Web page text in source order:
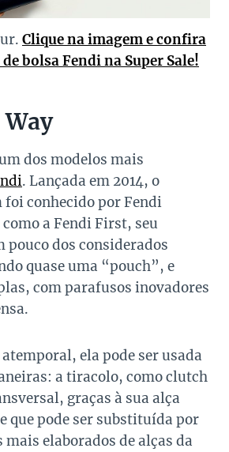
Clique na imagem e confira
bolsa Fendi na Super Sale!
Way
dos modelos mais
. Lançada em 2014, o
foi conhecido por Fendi
a Fendi First, seu
pouco dos considerados
quase uma “pouch”, e
com parafusos inovadores
ela pode ser usada
a tiracolo, como clutch
graças à sua alça
que pode ser substituída por
mais elaborados de alças da